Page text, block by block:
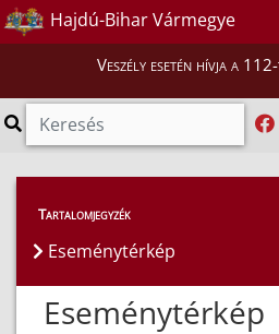
Hajdú-Bihar Vármegye
Veszély esetén hívja a
Eseménytérkép
Tartalomjegyzék
Eseménytérkép
Eseménytérkép